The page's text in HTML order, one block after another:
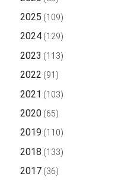
2025 (109)
2024(129)
2023 (113)
2022 (91)
2021 (103)
2020(65)
2019 (110)
2018 (133)
2017(36)